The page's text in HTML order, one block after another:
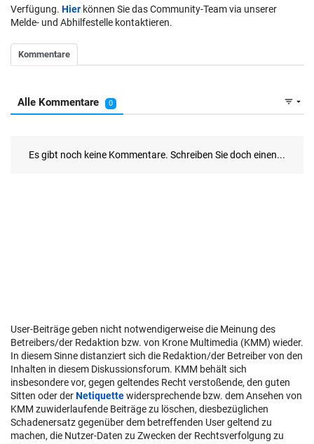
Verfügung. Hier können Sie das Community-Team via unserer
Melde- und Abhilfestelle kontaktieren.
User-Beiträge geben nicht notwendigerweise die Meinung des
Betreibers/der Redaktion bzw. von Krone Multimedia (KMM) wieder.
In diesem Sinne distanziert sich die Redaktion/der Betreiber von den
Inhalten in diesem Diskussionsforum. KMM behält sich
insbesondere vor, gegen geltendes Recht verstoßende, den guten
Sitten oder derNetiquettewidersprechende bzw. dem Ansehen von
KMM zuwiderlaufende Beiträge zu löschen, diesbezüglichen
Schadenersatz gegenüber dem betreffenden User geltend zu
machen, die Nutzer-Daten zu Zwecken der Rechtsverfolgung zu